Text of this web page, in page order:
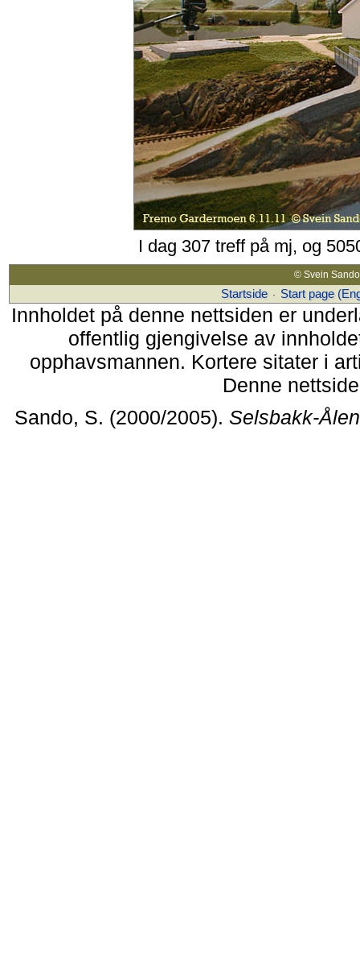
I dag 307 treff på mj, og
© Svein
Startside · Start page
Innholdet på denne nettsiden er
offentlig gjengivelse av
opphavsmannen. Kortere sitater i
Denne
Sando, S. (2000/2005). Selsbakk-